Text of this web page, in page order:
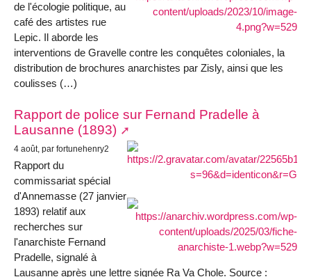
de l'écologie politique, au
café des artistes rue
Lepic. Il aborde les
interventions de Gravelle contre les conquêtes coloniales, la
distribution de brochures anarchistes par Zisly, ainsi que les
coulisses (…)
Rapport de police sur Fernand Pradelle à
Lausanne (1893)
4 août, par fortunehenry2
Rapport du
commissariat spécial
d'Annemasse (27 janvier
1893) relatif aux
recherches sur
l'anarchiste Fernand
Pradelle, signalé à
Lausanne après une lettre signée Ra Va Chole. Source :